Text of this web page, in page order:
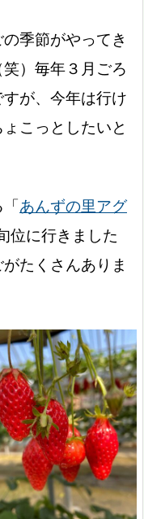
季節がやってき
）毎年３月ごろ
が、今年は行け
こっとしたいと
あんずの里アグ
位に行きました
たくさんありま